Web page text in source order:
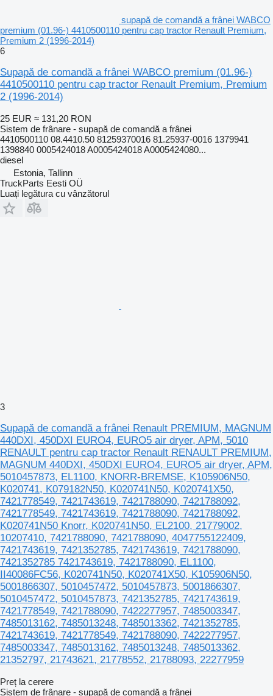
supapă de comandă a frânei WABCO
premium (01.96-) 4410500110 pentru cap tractor Renault Premium,
Premium 2 (1996-2014)
6
Supapă de comandă a frânei WABCO premium (01.96-)
4410500110 pentru cap tractor Renault Premium, Premium
2 (1996-2014)
25 EUR ≈ 131,20 RON
Sistem de frânare - supapă de comandă a frânei
4410500110 08.4410.50 81259370016 81.25937-0016 1379941
1398840 0005424018 A0005424018 A0005424080...
diesel
Estonia, Tallinn
TruckParts Eesti OÜ
Luați legătura cu vânzătorul
3
Supapă de comandă a frânei Renault PREMIUM, MAGNUM
440DXI, 450DXI EURO4, EURO5 air dryer, APM, 5010
RENAULT pentru cap tractor Renault RENAULT PREMIUM,
MAGNUM 440DXI, 450DXI EURO4, EURO5 air dryer, APM,
5010457873, EL1100, KNORR-BREMSE, K105906N50,
K020741, K079182N50, K020741N50, K020741X50,
7421778549, 7421743619, 7421788090, 7421788092,
7421778549, 7421743619, 7421788090, 7421788092,
K020741N50 Knorr, K020741N50, EL2100, 21779002,
10207410, 7421788090, 7421788090, 4047755122409,
7421743619, 7421352785, 7421743619, 7421788090,
7421352785 7421743619, 7421788090, EL1100,
II40086FC56, K020741N50, K020741X50, K105906N50,
5001866307, 5010457472, 5010457873, 5001866307,
5010457472, 5010457873, 7421352785, 7421743619,
7421778549, 7421788090, 7422277957, 7485003347,
7485013162, 7485013248, 7485013362, 7421352785,
7421743619, 7421778549, 7421788090, 7422277957,
7485003347, 7485013162, 7485013248, 7485013362,
21352797, 21743621, 21778552, 21788093, 22277959
Preț la cerere
Sistem de frânare - supapă de comandă a frânei